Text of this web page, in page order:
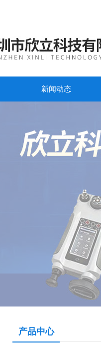
新闻动态
产品中心